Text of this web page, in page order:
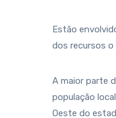
Estão
dos recursos
A maior parte
população
Oeste do